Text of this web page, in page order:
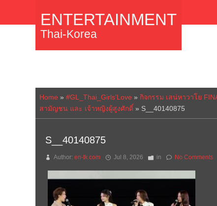
ENTERTAINMENT
Thai-Korea
Home » #GL_Thai_Girls’Love » กิจกรรม เสน่หาวาโย
สามัญชน และ เจ้าหญิงผู้สูงศักดิ์ » S__40140875
S__40140875
Author: en-tk.com Jul 8, 2026 in No Comments